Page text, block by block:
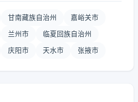
甘南藏族自治州 嘉峪关市
兰州市 临夏回族自治州
庆阳市 天水市 张掖市